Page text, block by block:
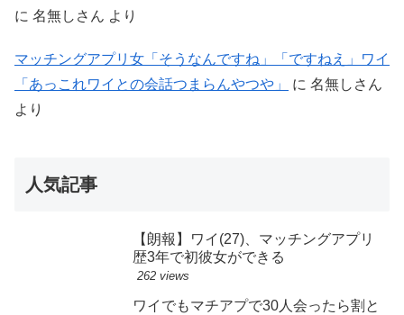
に 名無しさん より
マッチングアプリ女「そうなんですね」「ですねえ」ワイ
「あっこれワイとの会話つまらんやつや」
に 名無しさん
より
人気記事
【朗報】ワイ(27)、マッチングアプリ
歴3年で初彼女ができる
262 views
ワイでもマチアプで30人会ったら割と